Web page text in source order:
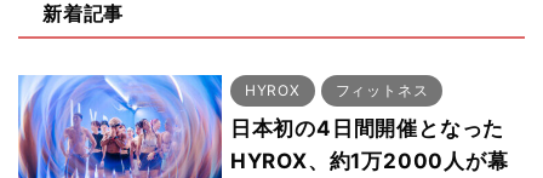
新着記事
HYROX フィットネス
日本初の4日間開催となった
HYROX、約1万2000人が幕